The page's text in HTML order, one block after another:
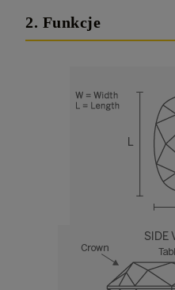
2. Funkcje